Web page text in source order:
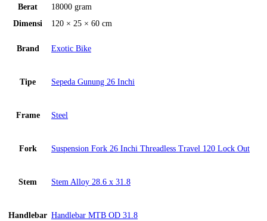
Berat
18000 gram
Dimensi
120 × 25 × 60 cm
Brand Exotic Bike
Tipe Sepeda Gunung 26 Inchi
Frame Steel
Fork Suspension Fork 26 Inchi Threadless Travel 120 Lock Out
Stem Stem Alloy 28.6 x 31.8
Handlebar Handlebar MTB OD 31.8